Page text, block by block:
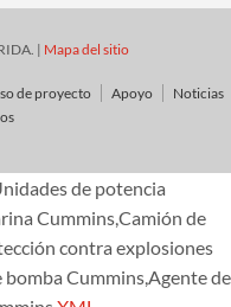
| Mapa del sitio
de proyecto Apoyo
Noticias
de potencia
Cummins,Camión de
contra explosiones
Cummins,Agente de